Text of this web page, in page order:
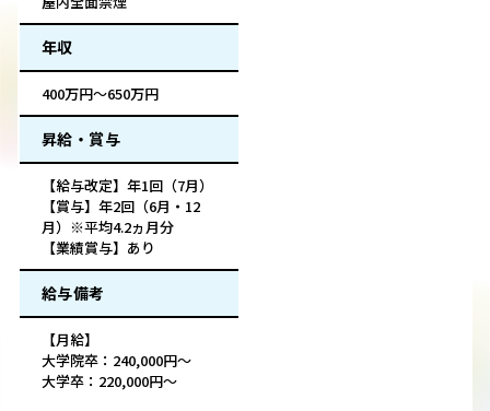
年収
400万円～650万円
昇給・賞与
【給与改定】年1回（7月）
【賞与】年2回（6月・12
月）※平均4.2ヵ月分
【業績賞与】あり
給与備考
【月給】
大学院卒：240,000円～
大学卒：220,000円～